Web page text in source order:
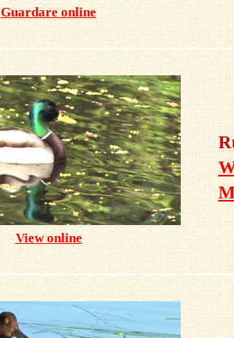
Guardare online
View online